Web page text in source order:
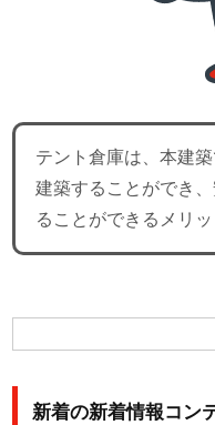
テント倉庫は、本建
建築することができ
ることができるメリ
新着の新着情報コン